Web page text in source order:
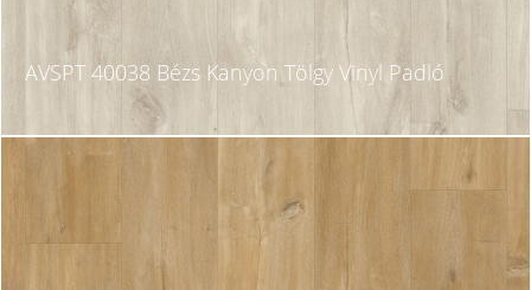
AVSPT 40038 Bézs Kanyon Tölgy Vinyl Padló